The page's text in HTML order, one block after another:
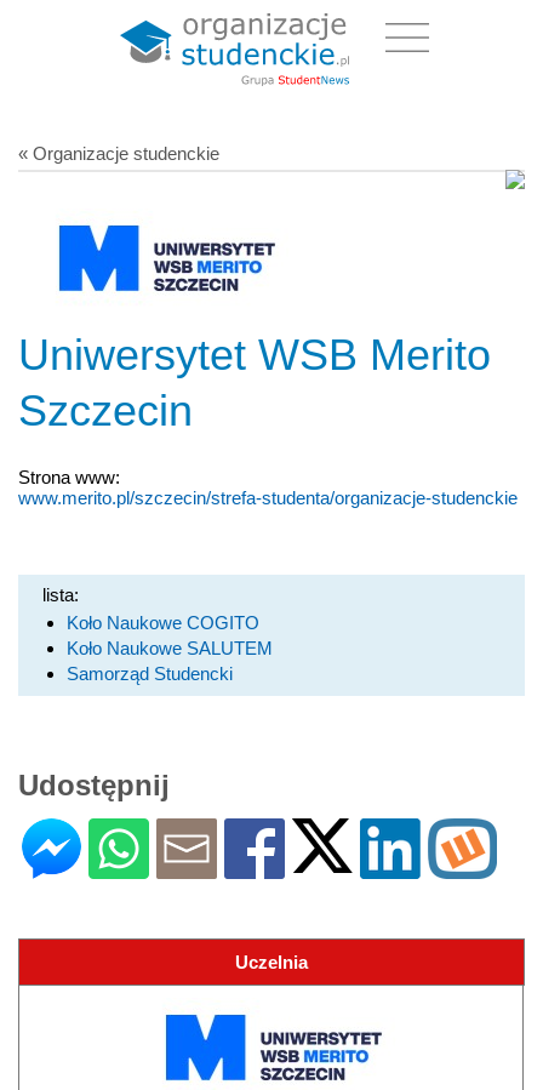
« Organizacje studenckie
Uniwersytet WSB Merito
Szczecin
Strona www:
www.merito.pl/szczecin/strefa-studenta/organizacje-studenckie
lista:
Koło Naukowe COGITO
Koło Naukowe SALUTEM
Samorząd Studencki
Udostępnij
Uczelnia